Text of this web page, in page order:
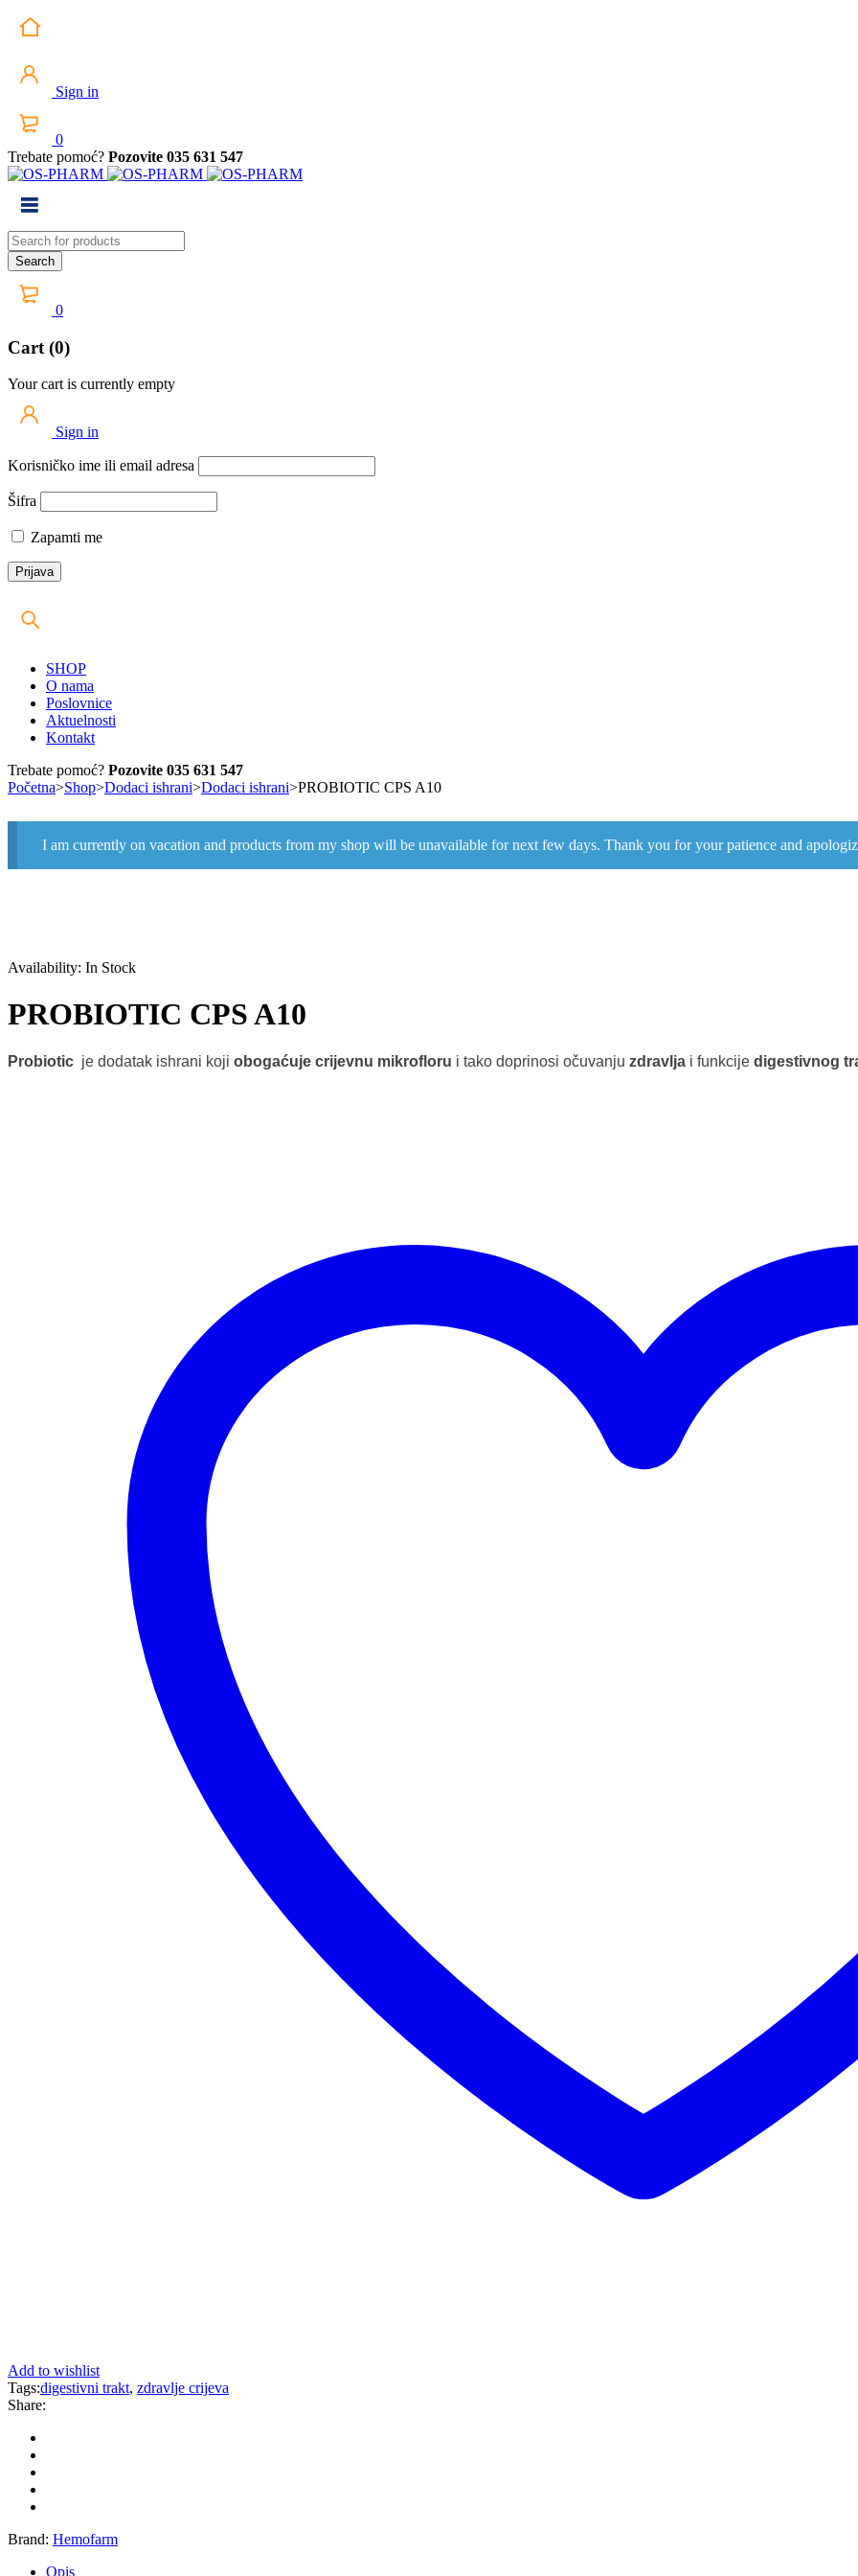
Sign in
0
Trebate pomoć? Pozovite 035 631 547
0
Cart (0)
Your cart is currently empty
Sign in
Korisničko ime ili email adresa
Šifra
Zapamti me
SHOP
O nama
Poslovnice
Aktuelnosti
Kontakt
Trebate pomoć? Pozovite 035 631 547
Početna>Shop>Dodaci ishrani>Dodaci ishrani>PROBIOTIC CPS A10
I am currently on vacation and products from my shop will be unavailable for next few days. Thank you for your patience and
Availability: In Stock
PROBIOTIC CPS A10
Probiotic je dodatak ishrani koji obogaćuje crijevnu mikrofloru i tako doprinosi očuvanju zdravlja i funkcije digestivnog
Add to wishlist
Tags:digestivni trakt, zdravlje crijeva
Share:
Brand: Hemofarm
Opis